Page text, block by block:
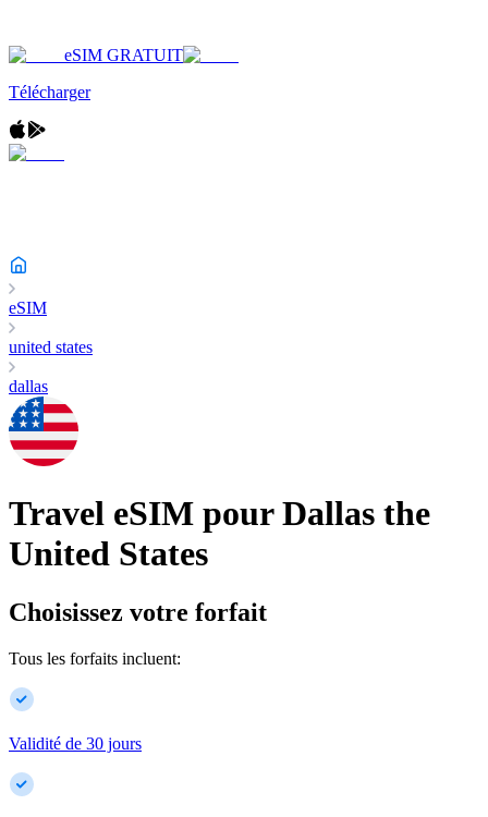
eSIM GRATUIT
Télécharger
eSIM
united states
dallas
Travel eSIM pour Dallas the
United States
Choisissez votre forfait
Tous les forfaits incluent:
Validité de 30 jours